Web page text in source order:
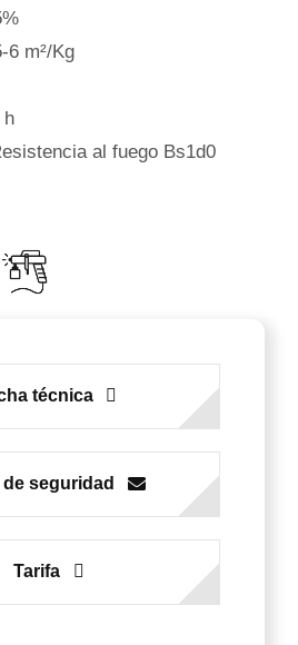
6 m²/Kg
h
al fuego Bs1d0
técnica
de seguridad
Tarifa